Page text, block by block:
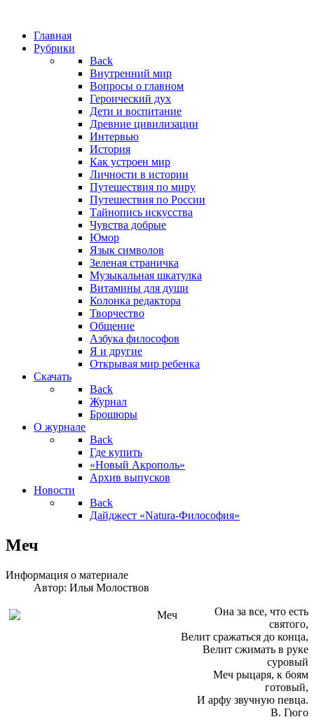
Главная
Рубрики
Back
Внутренний мир
Вопросы о главном
Героический дух
Дети и воспитание
Древние цивилизации
Интервью
История
Как устроен мир
Личности в истории
Путешествия по миру
Путешествия по России
Тайнопись искусства
Чувства добрые
Юмор
Язык символов
Зеленая страничка
Музыкальная шкатулка
Витамины для души
Колонка редактора
Творчество
Общение
Азбука философов
Я и другие
Открывая мир ребенка
Скачать
Back
Журнал
Брошюры
О журнале
Back
Где купить
«Новый Акрополь»
Архив выпусков
Новости
Back
Дайджест «Natura-Философия»
Меч
Информация о материале
Автор: Илья Молоствов
Она за все, что есть
святого,
Велит сражаться до конца,
Велит сжимать в руке
суровый
Меч рыцаря, к боям
готовый,
И арфу звучную певца.
В. Гюго